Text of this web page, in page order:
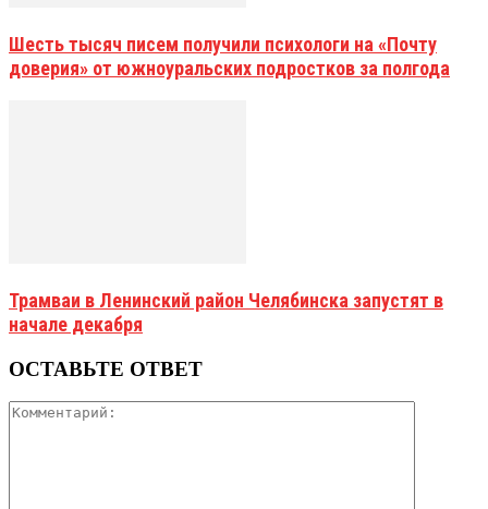
Шесть тысяч писем получили психологи на «Почту
доверия» от южноуральских подростков за полгода
Трамваи в Ленинский район Челябинска запустят в
начале декабря
ОСТАВЬТЕ ОТВЕТ